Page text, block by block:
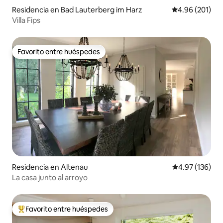
Residencia en Bad Lauterberg im Harz Calificación
4.96 (201)
Villa Fips
Favorito entre huéspedes
Favorito entre huéspedes
Residencia en Altenau Calificación
4.97 (136)
La casa junto al arroyo
De los mejores en Favorito entre huéspedes
Favorito entre huéspedes